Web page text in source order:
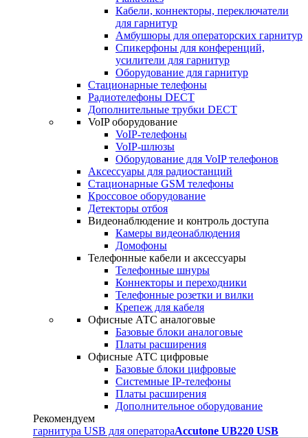
Кабели, коннекторы, переключатели
для гарнитур
Амбушюры для операторских гарнитур
Cпикерфоны для конференций,
усилители для гарнитур
Оборудование для гарнитур
Стационарные телефоны
Радиотелефоны DECT
Дополнительные трубки DECT
VoIP оборудование
VoIP-телефоны
VoIP-шлюзы
Оборудование для VoIP телефонов
Аксессуары для радиостанций
Стационарные GSM телефоны
Кроссовое оборудование
Детекторы отбоя
Видеонаблюдение и контроль доступа
Камеры видеонаблюдения
Домофоны
Телефонные кабели и аксессуары
Телефонные шнуры
Коннекторы и переходники
Телефонные розетки и вилки
Крепеж для кабеля
Офисные АТС аналоговые
Базовые блоки аналоговые
Платы расширения
Офисные АТС цифровые
Базовые блоки цифровые
Системные IP-телефоны
Платы расширения
Дополнительное оборудование
Рекомендуем
гарнитура USB для оператораAccutone UB220 USB